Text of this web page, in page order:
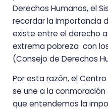
Derechos Humanos, el
recordar la importancia
existe entre el derecho
extrema pobreza con
(Consejo de Derechos
Por esta razón, el
se une a la
que entendemos la